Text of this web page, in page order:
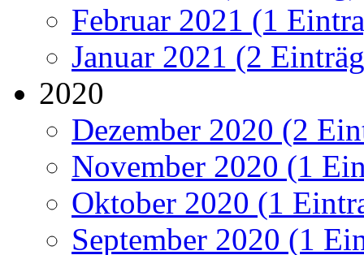
Februar 2021 (1
Januar 2021 (2
2020
Dezember 2020 (2
November 2020 (1
Oktober 2020 (1
September 2020 (1